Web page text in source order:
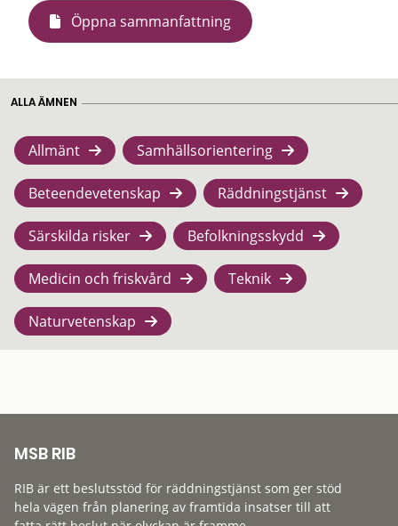
Öppna sammanfattning
ALLA ÄMNEN
Allmänt Samhällsorientering
Beteendevetenskap Räddningstjänst
Särskilda risker Befolkningsskydd
Medicin och friskvård Teknik
Naturvetenskap
MSB RIB
RIB är ett beslutsstöd för räddningstjänst som ger stöd
hela vägen från planering av framtida insatser till att